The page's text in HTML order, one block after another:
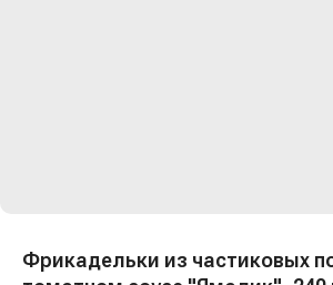
Фрикадельки из частиковых